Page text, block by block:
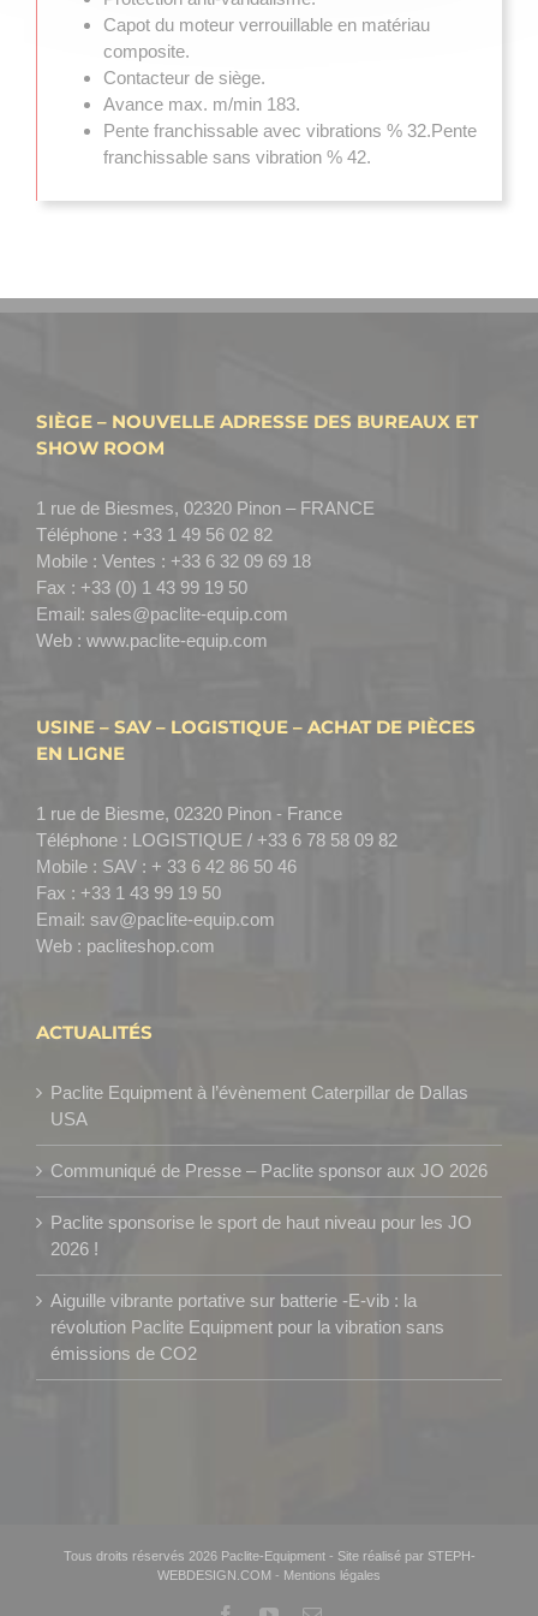
Capot du moteur verrouillable en matériau
composite.
Contacteur de siège.
Avance max. m/min 183.
Pente franchissable avec vibrations % 32.Pente
franchissable sans vibration % 42.
SIÈGE – NOUVELLE ADRESSE DES BUREAUX ET
SHOW ROOM
1 rue de Biesmes, 02320 Pinon – FRANCE
Téléphone : +33 1 49 56 02 82
Mobile : Ventes : +33 6 32 09 69 18
Fax : +33 (0) 1 43 99 19 50
Email: sales@paclite-equip.com
Web : www.paclite-equip.com
USINE – SAV – LOGISTIQUE – ACHAT DE PIÈCES
EN LIGNE
1 rue de Biesme, 02320 Pinon - France
Téléphone : LOGISTIQUE / +33 6 78 58 09 82
Mobile : SAV : + 33 6 42 86 50 46
Fax : +33 1 43 99 19 50
Email: sav@paclite-equip.com
Web : pacliteshop.com
ACTUALITÉS
Paclite Equipment à l’évènement Caterpillar de Dallas
USA
Communiqué de Presse – Paclite sponsor aux JO 2026
Paclite sponsorise le sport de haut niveau pour les JO
2026 !
Aiguille vibrante portative sur batterie -E-vib : la
révolution Paclite Equipment pour la vibration sans
émissions de CO2
Tous droits réservés 2026 Paclite-Equipment- Site réalisé par STEPH-
WEBDESIGN.COM - Mentions légales